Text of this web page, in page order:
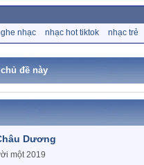
nhạc nhạc hot tiktok nhạc trẻ
đề này
Dương
một 2019